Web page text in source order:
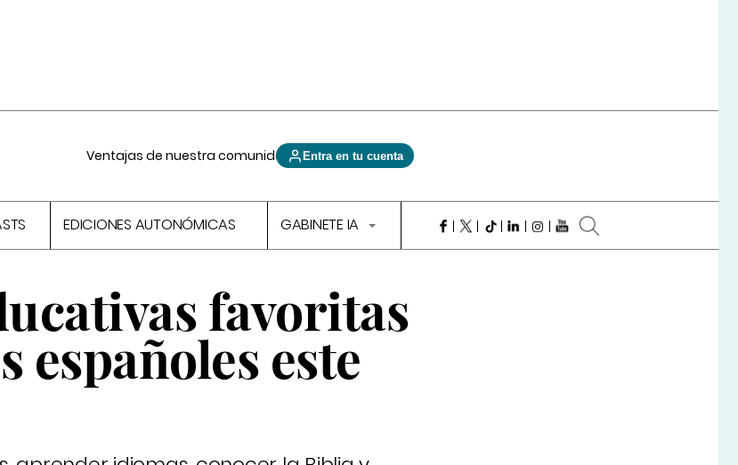
Ventajas de nuestra comunidad Entra en tu cuenta
EDICIONES AUTONÓMICAS GABINETE IA
favoritas
españoles este